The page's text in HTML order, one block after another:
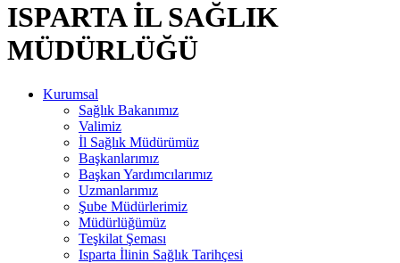
ISPARTA İL SAĞLIK
MÜDÜRLÜĞÜ
Kurumsal
Sağlık Bakanımız
Valimiz
İl Sağlık Müdürümüz
Başkanlarımız
Başkan Yardımcılarımız
Uzmanlarımız
Şube Müdürlerimiz
Müdürlüğümüz
Teşkilat Şeması
Isparta İlinin Sağlık Tarihçesi